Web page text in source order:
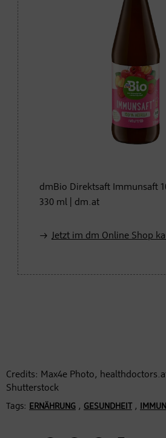
dmBio Direktsaft Immunsaft
330 ml | dm.at
Jetzt im dm Online Shop
Credits: Max4e Photo,
Shutterstock
Tags: ERNÄHRUNG , GESUNDHEIT,